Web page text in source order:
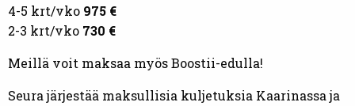
4-5 krt/vko 975 €
2-3 krt/vko 730 €
Meillä voit maksaa myös Boostii-edulla!
Seura järjestää maksullisia kuljetuksia Kaarinassa ja